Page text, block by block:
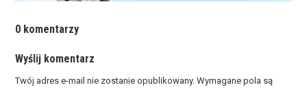
0 komentarzy
Wyślij komentarz
Twój adres e-mail nie zostanie opublikowany. Wymagane pola są